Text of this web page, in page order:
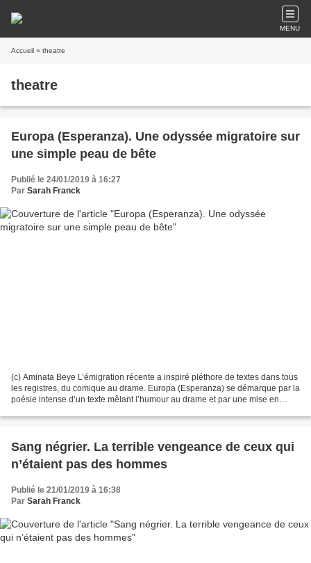
MENU
Accueil » theatre
theatre
Europa (Esperanza). Une odyssée migratoire sur
une simple peau de bête
Publié le 24/01/2019 à 16:27
Par Sarah Franck
(c) Aminata Beye L’émigration récente a inspiré pléthore de textes dans tous
les registres, du comique au drame. Europa (Esperanza) se démarque par la
poésie intense d’un texte mêlant l’humour au drame et par une mise en
Sang négrier. La terrible vengeance de ceux qui
n’étaient pas des hommes
Publié le 21/01/2019 à 16:38
Par Sarah Franck